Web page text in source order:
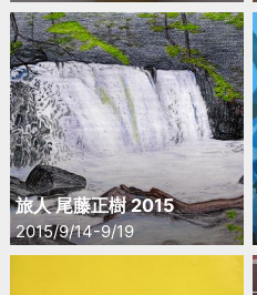
旅人 尾藤正樹 2015
2015/9/14-9/19